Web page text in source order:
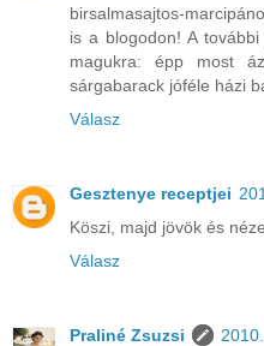
birsalmasajtos-
is a blogodon! A
magukra: épp most
sárgabarack jóféle házi
Válasz
Gesztenye receptjei
Köszi, majd jövök és
Válasz
Praliné Zsuzsi